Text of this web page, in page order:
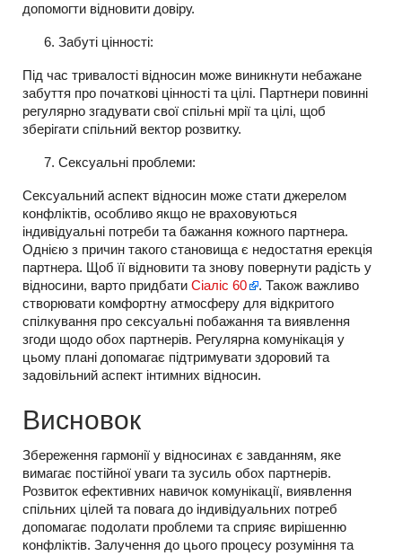
допомогти відновити довіру.
Забуті цінності:
Під час тривалості відносин може виникнути небажане
забуття про початкові цінності та цілі. Партнери повинні
регулярно згадувати свої спільні мрії та цілі, щоб
зберігати спільний вектор розвитку.
Сексуальні проблеми:
Сексуальний аспект відносин може стати джерелом
конфліктів, особливо якщо не враховуються
індивідуальні потреби та бажання кожного партнера.
Однією з причин такого становища є недостатня ерекція
партнера. Щоб її відновити та знову повернути радість у
відносини, варто придбати Сіаліс 60
. Також важливо
створювати комфортну атмосферу для відкритого
спілкування про сексуальні побажання та виявлення
згоди щодо обох партнерів. Регулярна комунікація у
цьому плані допомагає підтримувати здоровий та
задовільний аспект інтимних відносин.
Висновок
Збереження гармонії у відносинах є завданням, яке
вимагає постійної уваги та зусиль обох партнерів.
Розвиток ефективних навичок комунікації, виявлення
спільних цілей та повага до індивідуальних потреб
допомагає подолати проблеми та сприяє вирішенню
конфліктів. Залучення до цього процесу розуміння та